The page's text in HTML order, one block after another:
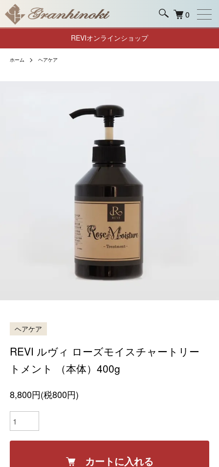
0
REVIオンラインショップ
ホーム ヘアケア
ヘアケア
REVI ルヴィ ローズモイスチャートリー
トメント （本体）400g
8,800円(税800円)
カートに入れる